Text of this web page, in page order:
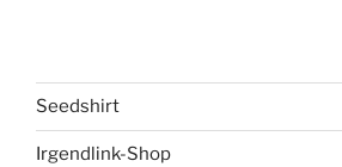
Seedshirt
Irgendlink-Shop